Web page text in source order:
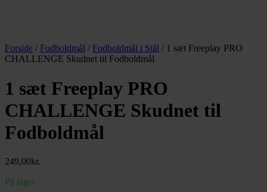
Forside / Fodboldmål / Fodboldmål i Stål / 1 sæt Freeplay PRO
CHALLENGE Skudnet til Fodboldmål
1 sæt Freeplay PRO
CHALLENGE Skudnet til
Fodboldmål
249,00kr.
På lager